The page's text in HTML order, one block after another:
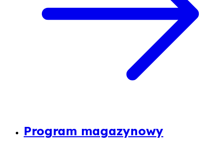
Program magazynowy